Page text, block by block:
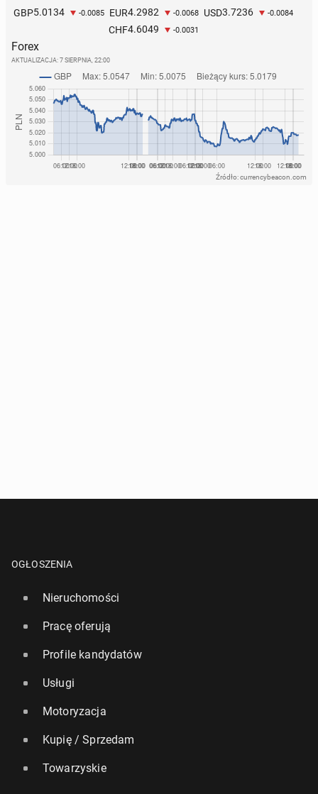
GBP5.0134 -0.0085 EUR4.2982 -0.0068 USD3.7236 -0.0084
CHF4.6049 -0.0031
Forex
AKTUALIZACJA: 7 SIERPNIA, 22:00
Źródło: currencybeacon.com
OGŁOSZENIA
Nieruchomości
Pracę oferują
Profile kandydatów
Usługi
Motoryzacja
Kupię / Sprzedam
Towarzyskie